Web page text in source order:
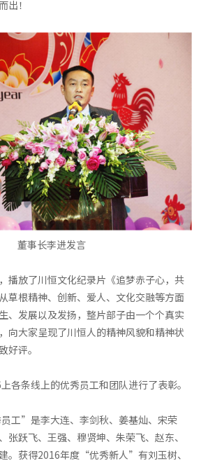
出！
董事长李进发言
播放了川恒文化纪录片《追梦赤子心，共
草根精神、创新、爱人、文化交融等方面
、发展以及发扬，整片部子由一个个真实
向大家呈现了川恒人的精神风貌和精神状
好评。
各条线上的优秀员工和团队进行了表彰。
工”是李大连、李剑秋、姜基灿、宋荣
张跃飞、王强、穆贤坤、朱荣飞、赵东、
。获得2016年度“优秀新人”有刘玉树、